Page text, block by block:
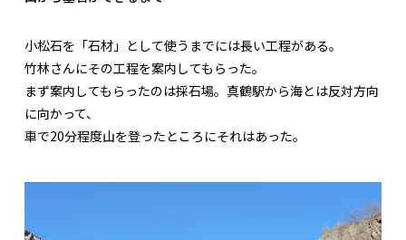
小松石を「石材」として使うまでには長い工程がある。
竹林さんにその工程を案内してもらった。
まず案内してもらったのは採石場。真鶴駅から海とは反対方向
に向かって、
車で20分程度山を登ったところにそれはあった。